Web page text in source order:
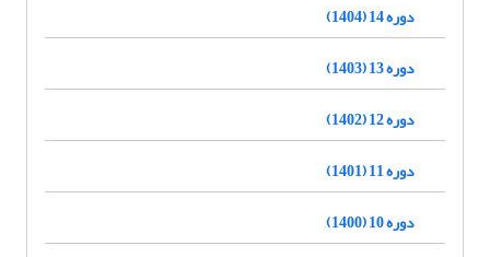
دوره 14 (1404)
دوره 13 (1403)
دوره 12 (1402)
دوره 11 (1401)
دوره 10 (1400)